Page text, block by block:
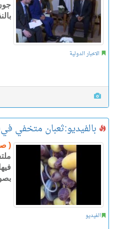
الاخبار الدولية
بالفيديو:ثعبان متخفي
(
الفيديو